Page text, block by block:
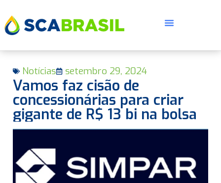
Notícias setembro 29, 2024
Vamos faz cisão de
concessionárias para criar
gigante de R$ 13 bi na bolsa